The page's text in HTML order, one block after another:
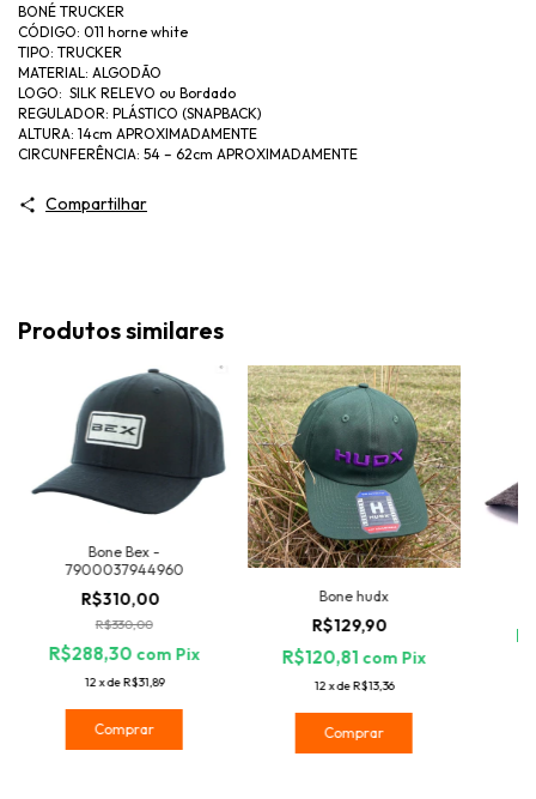
BONÉ TRUCKER
CÓDIGO: 011 horne white
TIPO: TRUCKER
MATERIAL: ALGODÃO
LOGO: SILK RELEVO ou Bordado
REGULADOR: PLÁSTICO (SNAPBACK)
ALTURA: 14cm APROXIMADAMENTE
CIRCUNFERÊNCIA: 54 – 62cm APROXIMADAMENTE
Compartilhar
Produtos similares
Bone Bex -
7900037944960
R$310,00
R$330,00
R$288,30 com Pix
12xdeR$31,89
Comprar
Bone hudx
R$129,90
R$120,81com Pix
12 xdeR$13,36
Comprar